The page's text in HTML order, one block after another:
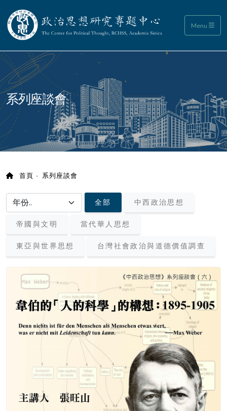
政治思想研究專題中心 Menu
:::
系列座談會
首頁 系列座談會
選擇年份/choose year 全部 中西政治思想
帝國與文明 當代華人思想
東亞與世界思想 台灣社會政治與道德價值調查